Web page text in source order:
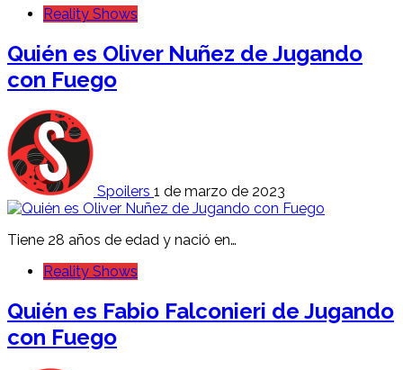
Reality Shows
Quién es Oliver Nuñez de Jugando
con Fuego
Spoilers 1 de marzo de 2023
Tiene 28 años de edad y nació en…
Reality Shows
Quién es Fabio Falconieri de Jugando
con Fuego